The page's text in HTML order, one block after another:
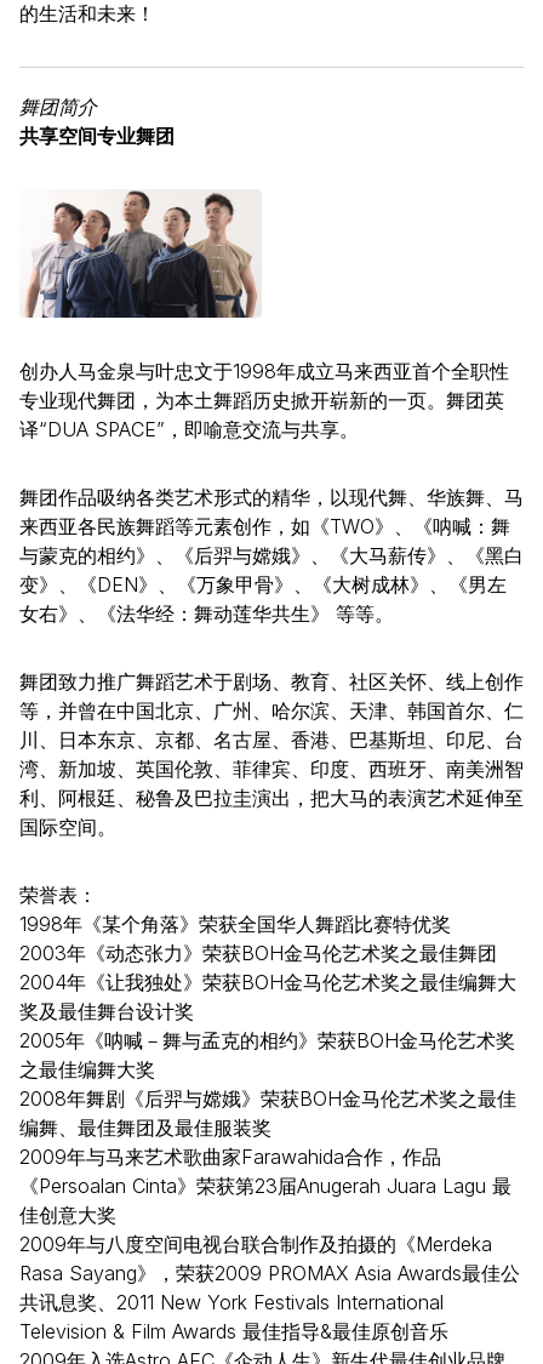
的生活和未来！
舞团简介
共享空间专业舞团
创办人马金泉与叶忠文于1998年成立马来西亚首个全职性
专业现代舞团，为本土舞蹈历史掀开崭新的一页。舞团英
译“DUA SPACE”，即喻意交流与共享。
舞团作品吸纳各类艺术形式的精华，以现代舞、华族舞、马
来西亚各民族舞蹈等元素创作，如《TWO》、《呐喊：舞
与蒙克的相约》、《后羿与嫦娥》、《大马薪传》、《黑白
变》、《DEN》、《万象甲骨》、《大树成林》、《男左
女右》、《法华经：舞动莲华共生》 等等。
舞团致力推广舞蹈艺术于剧场、教育、社区关怀、线上创作
等，并曾在中国北京、广州、哈尔滨、天津、韩国首尔、仁
川、日本东京、京都、名古屋、香港、巴基斯坦、印尼、台
湾、新加坡、英国伦敦、菲律宾、印度、西班牙、南美洲智
利、阿根廷、秘鲁及巴拉圭演出，把大马的表演艺术延伸至
国际空间。
荣誉表：
1998年《某个角落》荣获全国华人舞蹈比赛特优奖
2003年《动态张力》荣获BOH金马伦艺术奖之最佳舞团
2004年《让我独处》荣获BOH金马伦艺术奖之最佳编舞大
奖及最佳舞台设计奖
2005年《呐喊－舞与孟克的相约》荣获BOH金马伦艺术奖
之最佳编舞大奖
2008年舞剧《后羿与嫦娥》荣获BOH金马伦艺术奖之最佳
编舞、最佳舞团及最佳服装奖
2009年与马来艺术歌曲家Farawahida合作，作品
《Persoalan Cinta》荣获第23届Anugerah Juara Lagu 最
佳创意大奖
2009年与八度空间电视台联合制作及拍摄的《Merdeka
Rasa Sayang》，荣获2009 PROMAX Asia Awards最佳公
共讯息奖、2011 New York Festivals International
Television & Film Awards 最佳指导&最佳原创音乐